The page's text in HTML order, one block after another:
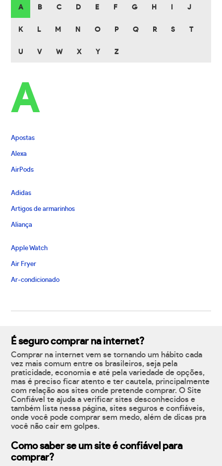
A B C D E F G H J
K L M N O P Q R S T
U V W X Y Z
A
Apostas
Alexa
AirPods
Adidas
Artigos de armarinhos
Aliança
Apple Watch
Air Fryer
Ar-condicionado
É seguro comprar na internet?
Comprar na internet vem se tornando um hábito cada
vez mais comum entre os brasileiros, seja pela
praticidade, economia e até pela variedade de opções,
mas é preciso ficar atento e ter cautela, principalmente
com relação aos sites onde pretende comprar. O Site
Confiável te ajuda a verificar sites desconhecidos e
também lista nessa página, sites seguros e confiáveis,
onde você pode comprar sem medo, além de dicas pra
você não cair em golpes.
Como saber se um site é confiável para
comprar?